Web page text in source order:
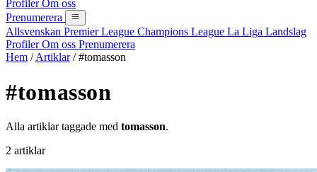
ProfilerOm oss
Prenumerera
Allsvenskan Premier League Champions League La Liga Landslag
ProfilerOm oss Prenumerera
Hem / Artiklar / #tomasson
#tomasson
Alla artiklar taggade med tomasson.
2 artiklar